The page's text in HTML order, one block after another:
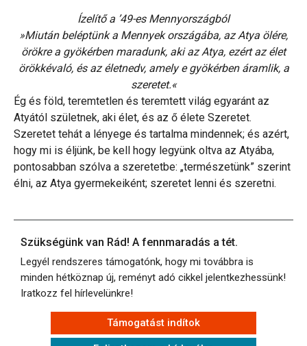
Ízelítő a ’49-es Mennyországból
»Miután beléptünk a Mennyek országába, az Atya ölére,
örökre a gyökérben maradunk, aki az Atya, ezért az élet
örökkévaló, és az életnedv, amely e gyökérben áramlik, a
szeretet.«
Ég és föld, teremtetlen és teremtett világ egyaránt az
Atyától születnek, aki élet, és az ő élete Szeretet.
Szeretet tehát a lényege és tartalma mindennek; és azért,
hogy mi is éljünk, be kell hogy legyünk oltva az Atyába,
pontosabban szólva a szeretetbe: „természetünk” szerint
élni, az Atya gyermekeiként; szeretet lenni és szeretni.
Szükségünk van Rád! A fennmaradás a tét.
Legyél rendszeres támogatónk, hogy mi továbbra is
minden hétköznap új, reményt adó cikkel jelentkezhessünk!
Iratkozz fel hírlevelünkre!
Támogatást indítok